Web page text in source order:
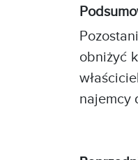
obniżyć
najemcy